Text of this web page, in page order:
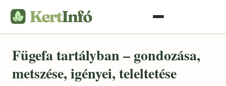
Fügefa tartályban – gondozása,
metszése, igényei, teleltetése